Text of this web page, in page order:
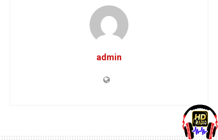
admin